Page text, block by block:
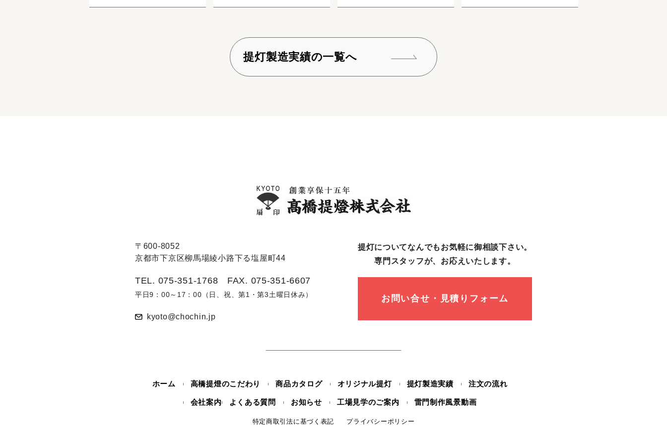
提灯製造実績の一覧へ
〒600-8052
京都市下京区柳馬場綾小路下る塩屋町44
TEL. 075-351-1768 FAX. 075-351-6607
平日9：00～17：00（日、祝、第1・第3土曜日休み）
kyoto@chochin.jp
提灯についてなんでもお気軽に御相談下さい。
専⾨スタッフが、お応えいたします。
お問い合せ・見積りフォーム
ホーム 高橋提燈のこだわり 商品カタログ オリジナル提灯 提灯製造実績 注文の流れ
会社案内 よくある質問 お知らせ 工場見学のご案内 雷門制作風景動画
特定商取引法に基づく表記 プライバシーポリシー